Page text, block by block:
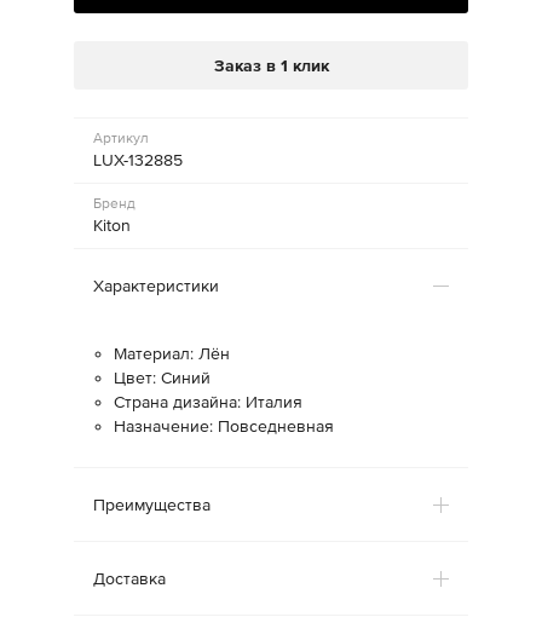
Заказ в 1 клик
Артикул
LUX-132885
Бренд
Kiton
Характеристики
Материал: Лён
Цвет: Синий
Страна дизайна: Италия
Назначение: Повседневная
Преимущества
Доставка